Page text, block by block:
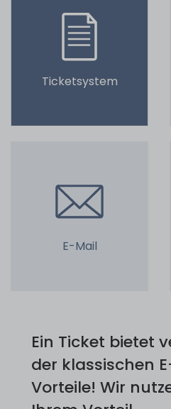
Ticketsystem
E-Mail
Ein Ticket bietet
der klassischen
Vorteile! Wir